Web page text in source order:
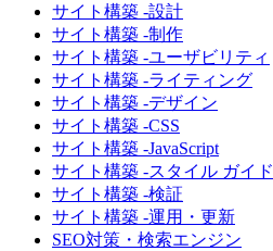
サイト構築 -設計
サイト構築 -制作
サイト構築 -ユーザビリティ
サイト構築 -ライティング
サイト構築 -デザイン
サイト構築 -CSS
サイト構築 -JavaScript
サイト構築 -スタイル ガイド
サイト構築 -検証
サイト構築 -運用・更新
SEO対策・検索エンジン